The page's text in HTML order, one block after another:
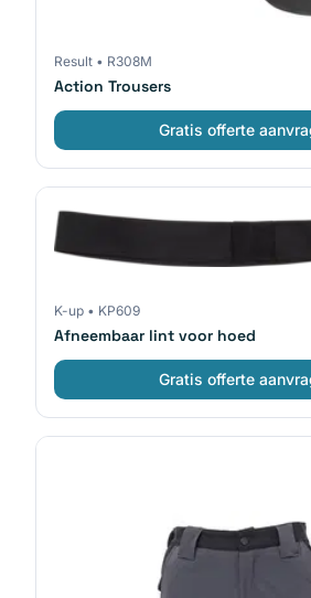
Result • R308M
Action Trousers
Gratis offerte
K-up • KP609
Afneembaar lint voor hoed
Gratis offerte